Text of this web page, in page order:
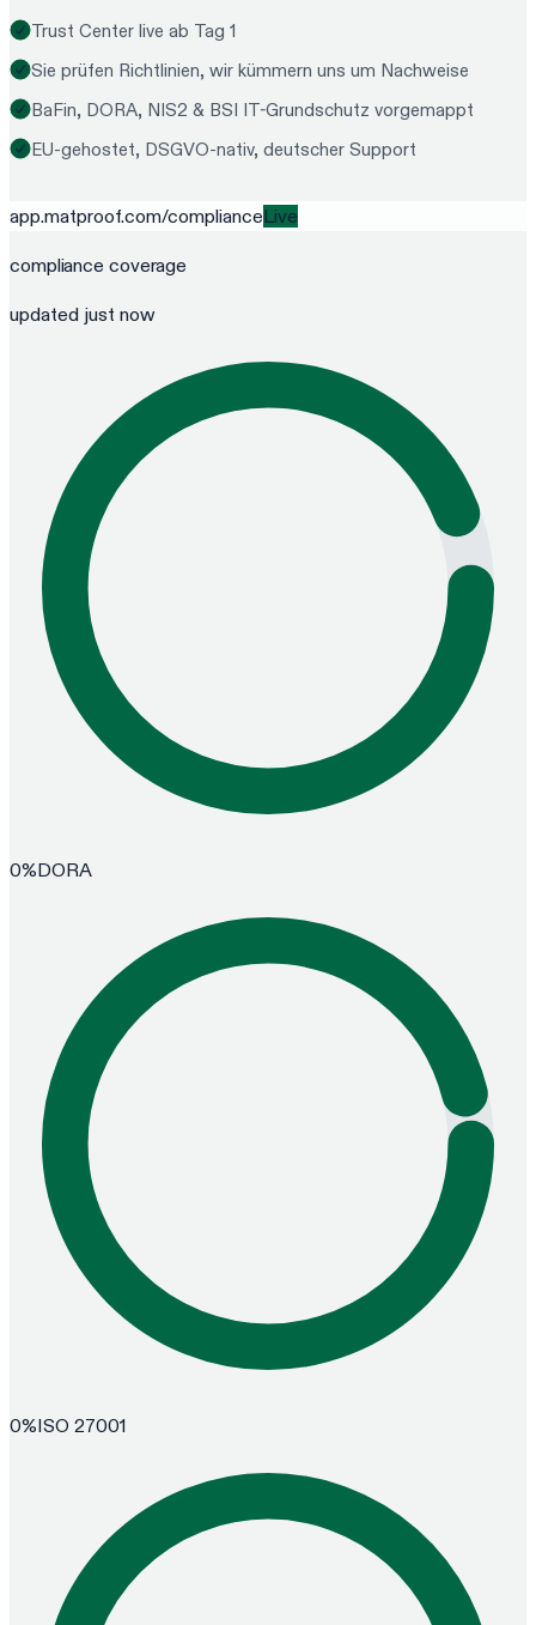
Trust Center live ab Tag 1
Sie prüfen Richtlinien, wir kümmern uns um Nachweise
BaFin, DORA, NIS2 & BSI IT-Grundschutz vorgemappt
EU-gehostet, DSGVO-nativ, deutscher Support
app.matproof.com/complianceLive
compliance coverage
updated just now
0%DORA
0%ISO 27001